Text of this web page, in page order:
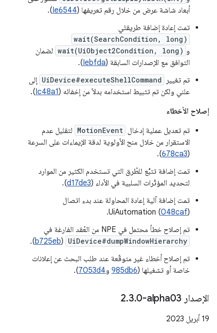
أبعاد شاشة عرض من خلال رقم تعريفها (Ie6544
).
تمت إعادة إضافة طريقتَي
wait(SearchCondition, long)
و wait(UiObject2Condition, long) لضمان
التوافق مع الإصدارات السابقة (Iebfda
).
تم تغيير
UiDevice#executeShellCommand إلى
علني ولكن تم تثبيط استخدامه بدلاً من إخفائه (Ic48a1
).
إصلاح الأخطاء
تم تعديل عملية إدخال MotionEvent لتقليل عدم
الاستقرار من خلال منح الأولوية لدقة الإيماءات على السرعة
(
678ca3
).
تمت إضافة تتبُّع للطُرق التي تستخدم الكثير من الموارد
لتحديد المؤثّرات السلبية في الأداء (d17de3
).
تمت إضافة آلية إعادة المحاولة عند بدء اتصال
UiAutomation (048caf).
تم إصلاح خطأ محتمل في NPE من العُقد الفارغة في
UiDevice#dumpWindowHierarchy
(
b725eb
).
تم إصلاح أخطاء غير متوقّعة عند طلب البحث عن إعلانات
خاصة أو تشغيلها (985db6 و7053d4
).
الإصدار ‎2 .3.0-alpha03
‫19 أبريل 2023